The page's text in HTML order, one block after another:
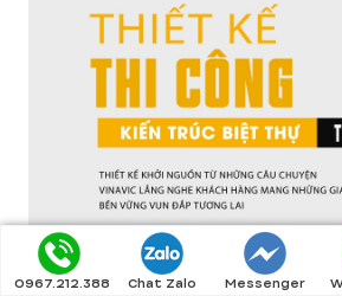
0967.212.388 Chat Zalo Messenger